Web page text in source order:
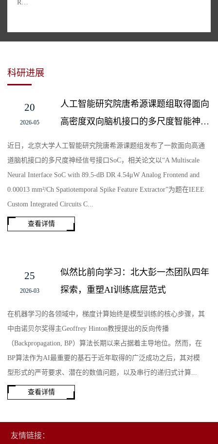
R…
科研进展
20
2026-05
人工智能研究院唐希源课题组取得面向
高密度双向脑机接口的多尺度智能神经
近日，北京大学人工智能研究院唐希源课题组发布了一款面向高通
道脑机接口的多尺度神经信号接口SoC，相关论文以“A Multiscale
Neural Interface SoC with 89.5-dB DR 4.54μW Analog Frontend and
0.00013 mm²/Ch Spatiotemporal Spike Feature Extractor”为题在IEEE
Custom Integrated Circuits C...
查看详情
25
2026-03
似然比前向学习：北大彭一杰团队四年
探索，重塑AI训练底层范式
在机器学习的各领域中，梯度计算始终是模型训练的核心步骤，其
中由诺贝尔奖得主Geoffrey Hinton教授提出的反向传播
（Backpropagation, BP）算法长期以来占据着主导地位。然而，在
BP算法作为AI最重要的基石于近年取得的广泛成功之后，其对模
型形式的严苛要求、潜在的数值问题，以及串行的递归式计算...
查看详情
友情链接：